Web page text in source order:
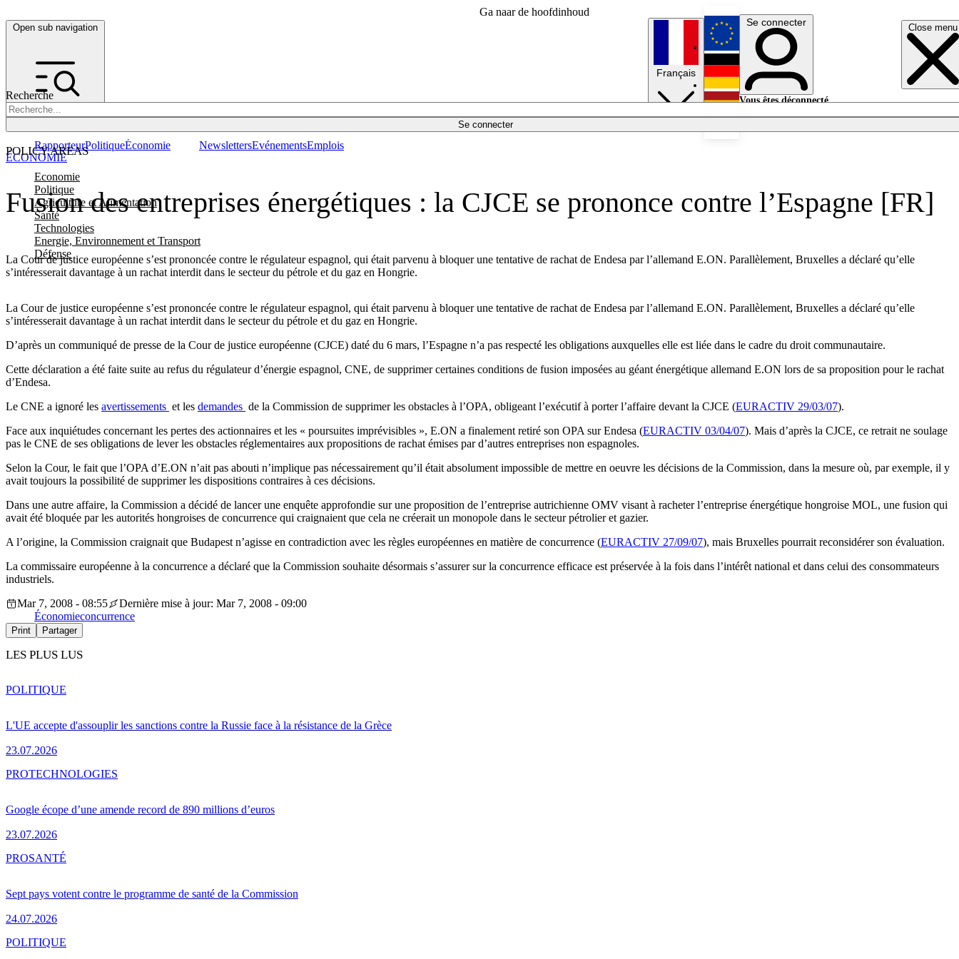
Ga naar de hoofdinhoud
Open sub navigation Close menu
Recherche
Se connecter
POLICY AREAS
Economie
Politique
Agriculture et Alimentation
Santé
Technologies
Energie, Environnement et Transport
Défense
RapporteurPolitiqueÉconomie NewslettersEvénementsEmplois
Français
English
Deutsch
Se connecter
Vous êtes déconnecté.
Fusion des entreprises énergétiques : la CJCE se prononce contre l’Espagne [FR]
La Cour de justice européenne s’est prononcée contre le régulateur espagnol, qui était parvenu à bloquer une tentative de rachat de Endesa par l’allemand E.ON. Parallèlement, Bruxelles a déclaré qu’elle
s’intéresserait davantage à un rachat interdit dans le secteur du pétrole et du gaz en Hongrie.
ÉCONOMIE
La Cour de justice européenne s’est prononcée contre le régulateur espagnol, qui était parvenu à bloquer une tentative de rachat de Endesa par l’allemand E.ON. Parallèlement, Bruxelles a déclaré qu’elle
s’intéresserait davantage à un rachat interdit dans le secteur du pétrole et du gaz en Hongrie.
D’après un communiqué de presse de la Cour de justice européenne (CJCE) daté du 6 mars, l’Espagne n’a pas respecté les obligations auxquelles elle est liée dans le cadre du droit communautaire.
Cette déclaration a été faite suite au refus du régulateur d’énergie espagnol, CNE, de supprimer certaines conditions de fusion imposées au géant énergétique allemand E.ON lors de sa proposition pour le rachat
d’Endesa.
Le CNE a ignoré les avertissements et les demandes de la Commission de supprimer les obstacles à l’OPA, obligeant l’exécutif à porter l’affaire devant la CJCE (EURACTIV 29/03/07).
Face aux inquiétudes concernant les pertes des actionnaires et les « poursuites imprévisibles », E.ON a finalement retiré son OPA sur Endesa (EURACTIV 03/04/07). Mais d’après la CJCE, ce retrait ne soulage
pas le CNE de ses obligations de lever les obstacles réglementaires aux propositions de rachat émises par d’autres entreprises non espagnoles.
Selon la Cour, le fait que l’OPA d’E.ON n’ait pas abouti n’implique pas nécessairement qu’il était absolument impossible de mettre en oeuvre les décisions de la Commission, dans la mesure où, par exemple, il y
avait toujours la possibilité de supprimer les dispositions contraires à ces décisions.
Dans une autre affaire, la Commission a décidé de lancer une enquête approfondie sur une proposition de l’entreprise autrichienne OMV visant à racheter l’entreprise énergétique hongroise MOL, une fusion qui
avait été bloquée par les autorités hongroises de concurrence qui craignaient que cela ne créerait un monopole dans le secteur pétrolier et gazier.
A l’origine, la Commission craignait que Budapest n’agisse en contradiction avec les règles européennes en matière de concurrence (EURACTIV 27/09/07), mais Bruxelles pourrait reconsidérer son évaluation.
La commissaire européenne à la concurrence a déclaré que la Commission souhaite désormais s’assurer sur la concurrence efficace est préservée à la fois dans l’intérêt national et dans celui des consommateurs
industriels.
Mar 7, 2008 - 08:55
Dernière mise à jour: Mar 7, 2008 - 09:00
Économieconcurrence
Print Partager
LES PLUS LUS
L'UE accepte d'assouplir les sanctions contre la Russie face à la résistance de la Grèce
23.07.2026
POLITIQUE
Google écope d’une amende record de 890 millions d’euros
23.07.2026
PROTECHNOLOGIES
Sept pays votent contre le programme de santé de la Commission
24.07.2026
PROSANTÉ
POLITIQUE